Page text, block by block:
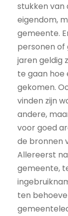
stukken van
eigendom,
gemeente.
personen of
jaren geldig
te gaan hoe
gekomen.
vinden zijn
andere,
voor goed
de bronnen
Allereerst
gemeente,
ten